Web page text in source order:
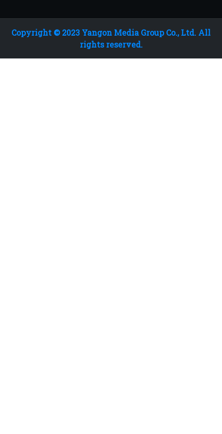
Copyright © 2023 Yangon Media Group Co., Ltd. All
rights reserved.